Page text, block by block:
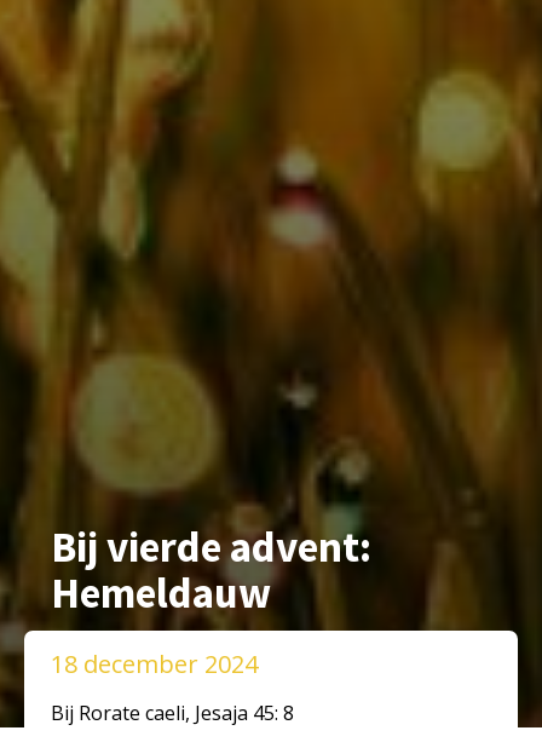
Bij vierde advent:
Hemeldauw
18 december 2024
Bij Rorate caeli, Jesaja 45: 8